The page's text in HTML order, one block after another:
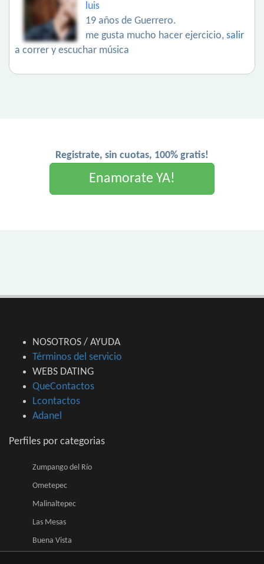
luis
19 años de Guerrero.
me gusta mucho hacer ejercicio, salir
a correr y escuchar música
Registrate, sin cuotas, 100% gratis!
Enamorate YA!
NOSOTROS / AYUDA
Términos del servicio
WEBS DATING
QueContactos
Lcontactos
Adanel
Perfiles por categorias
Zumpango del Río
Ometepec
Malinaltepec
Las Mesas
Buena Vista